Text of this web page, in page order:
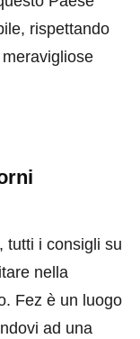
rispettando
tutti i consigli su
nella
Fez è un luogo
ad una